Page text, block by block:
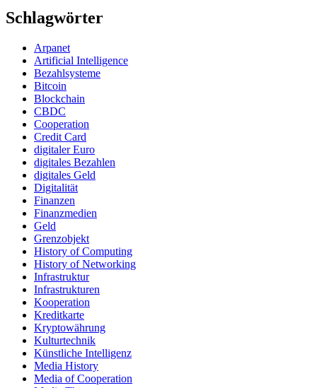
Schlagwörter
Arpanet
Artificial Intelligence
Bezahlsysteme
Bitcoin
Blockchain
CBDC
Cooperation
Credit Card
digitaler Euro
digitales Bezahlen
digitales Geld
Digitalität
Finanzen
Finanzmedien
Geld
Grenzobjekt
History of Computing
History of Networking
Infrastruktur
Infrastrukturen
Kooperation
Kreditkarte
Kryptowährung
Kulturtechnik
Künstliche Intelligenz
Media History
Media of Cooperation